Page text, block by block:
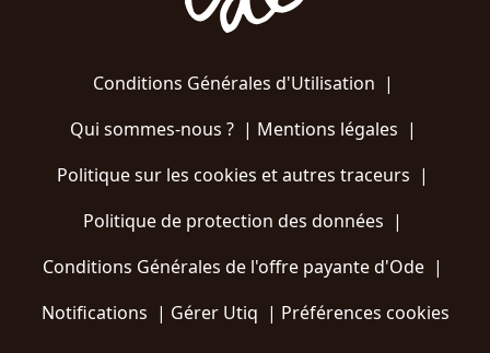
Conditions Générales d'Utilisation |
Qui sommes-nous ?| Mentions légales |
Politique sur les cookies et autres traceurs |
Politique de protection des données |
Conditions Générales de l'offre payante d'Ode |
Notifications | Gérer Utiq | Préférences cookies